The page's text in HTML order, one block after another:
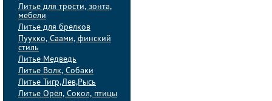
Литье для трости, зонта,
мебели
Литье для брелков
Пуукко, Саами, финский
стиль
Литье Медведь
Литье Волк, Собаки
Литье Тигр,Лев,Рысь
Литье Орёл, Сокол, птицы